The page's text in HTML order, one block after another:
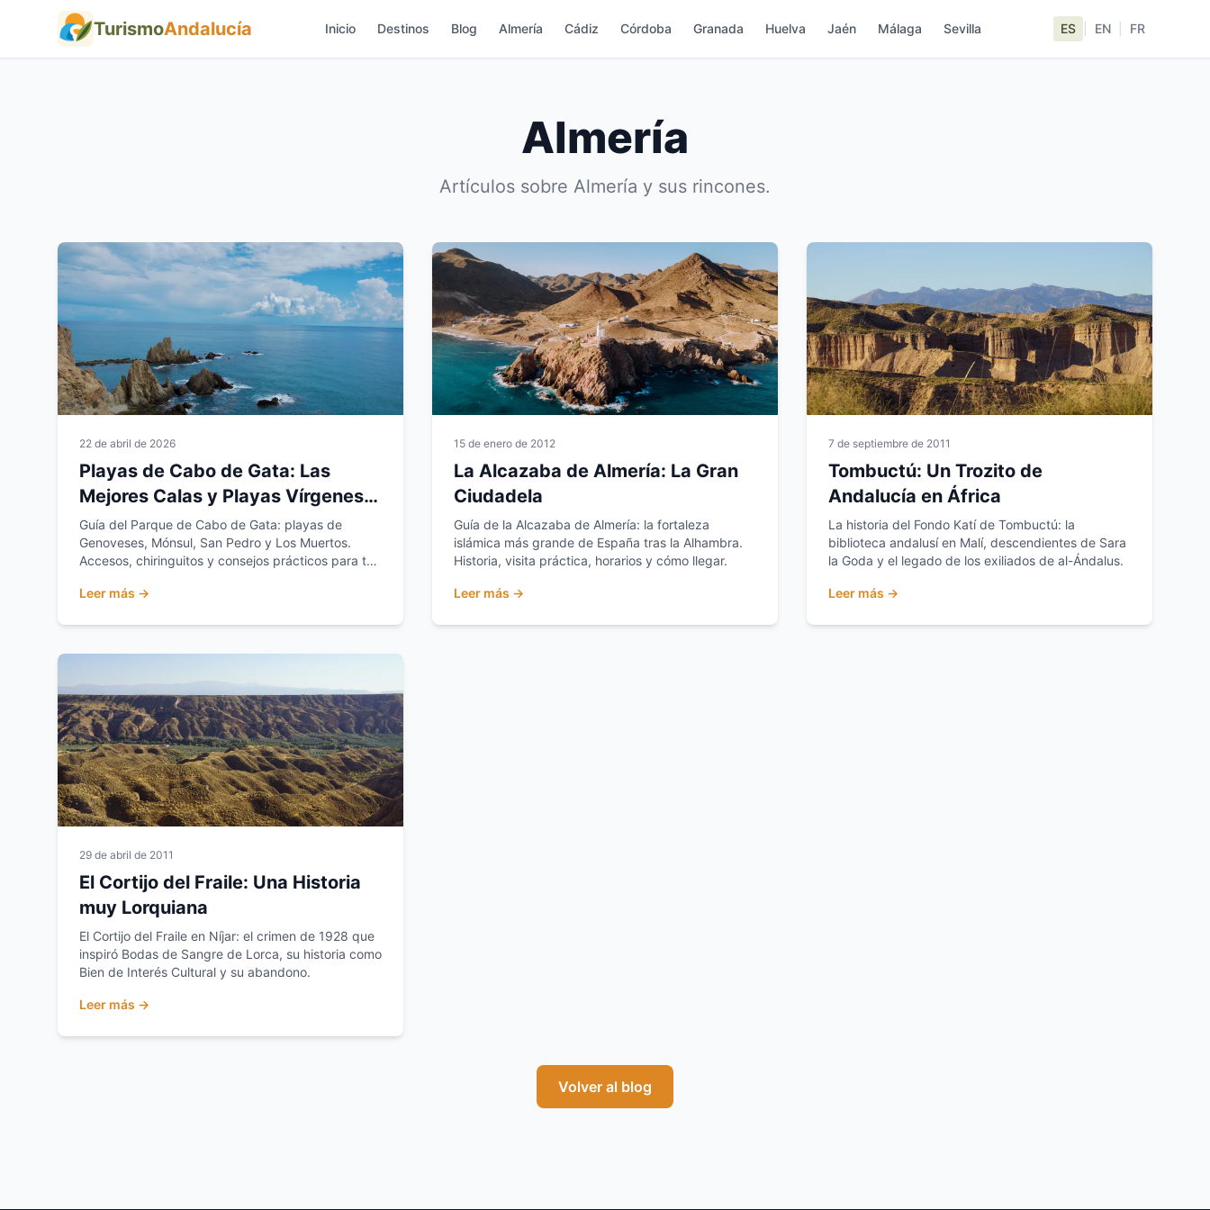
TurismoAndalucía Inicio Destinos Blog Almería Cádiz Córdoba Granada Huelva Jaén Málaga Sevilla ES EN FR
Almería
Artículos sobre Almería y sus rincones.
22 de abril de 2026
Playas de Cabo de Gata: Las
Mejores Calas y Playas Vírgenes
de Almería
Guía del Parque de Cabo de Gata: playas de
Genoveses, Mónsul, San Pedro y Los Muertos.
Accesos, chiringuitos y consejos prácticos para tu
Leer más →
15 de enero de 2012
La Alcazaba de Almería: La Gran
Ciudadela
Guía de la Alcazaba de Almería: la fortaleza
islámica más grande de España tras la Alhambra.
Historia, visita práctica, horarios y cómo llegar.
Leer más →
7 de septiembre de 2011
Tombuctú: Un Trozito de
Andalucía en África
La historia del Fondo Katí de Tombuctú: la
biblioteca andalusí en Malí, descendientes de Sara
la Goda y el legado de los exiliados de al-Ándalus.
Leer más →
29 de abril de 2011
El Cortijo del Fraile: Una Historia
muy Lorquiana
El Cortijo del Fraile en Níjar: el crimen de 1928 que
inspiró Bodas de Sangre de Lorca, su historia como
Bien de Interés Cultural y su abandono.
Leer más →
Volver al blog